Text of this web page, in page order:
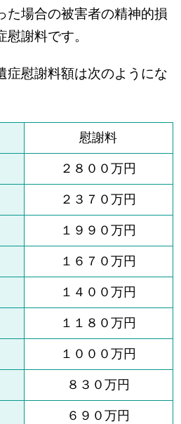
た場合の被害者の精神的損
謝料です。
症慰謝料額は次のようにな
慰謝料
２８００万円
２３７０万円
１９９０万円
１６７０万円
１４００万円
１１８０万円
１０００万円
８３０万円
６９０万円